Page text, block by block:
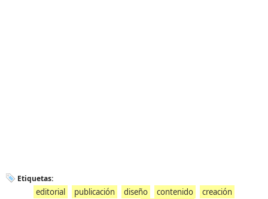
Etiquetas:
editorial publicación diseño contenido creación